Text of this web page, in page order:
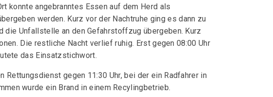
konnte angebranntes Essen auf dem Herd als
werden. Kurz vor der Nachtruhe ging es dann zu
die Unfallstelle an den Gefahrstoffzug übergeben. Kurz
Die restliche Nacht verlief ruhig. Erst gegen 08:00 Uhr
das Einsatzstichwort.
gegen 11:30 Uhr, bei der ein Radfahrer in
wurde ein Brand in einem Recylingbetrieb.